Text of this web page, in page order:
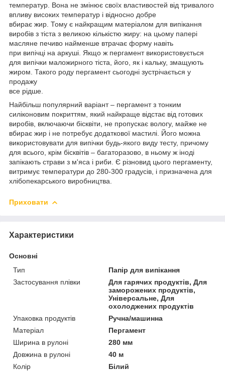
температур. Вона не змінює своїх властивостей від тривалого
впливу високих температур і відносно добре
вбирає жир. Тому є найкращим матеріалом для випікання
виробів з тіста з великою кількістю жиру: на цьому папері
масляне печиво найменше втрачає форму навіть
при випічці на аркуші. Якщо ж пергамент використовується
для випічки маложирного тіста, його, як і кальку, змащують
жиром. Такого роду пергамент сьогодні зустрічається у
продажу
все рідше.
Найбільш популярний варіант – пергамент з тонким
силіконовим покриттям, який найкраще відстає від готових
виробів, включаючи бісквіти, не пропускає вологу, майже не
вбирає жир і не потребує додаткової мастилі. Його можна
використовувати для випічки будь-якого виду тесту, причому
для всього, крім бісквітів – багаторазово, в ньому ж іноді
запікають страви з м'яса і риби. Є різновид цього пергаменту,
витримує температури до 280-300 градусів, і призначена для
хлібопекарського виробництва.
Приховати
Характеристики
Основні
Тип
Папір для випікання
Застосування плівки
Для гарячих продуктів, Для
заморожених продуктів,
Універсальне, Для
охолоджених продуктів
Упаковка продуктів
Ручна/машинна
Матеріал
Пергамент
Ширина в рулоні
280 мм
Довжина в рулоні
40 м
Колір
Білий